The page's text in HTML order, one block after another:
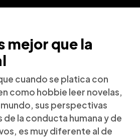
mejor que la
cuando se platica con
como hobbie leer novelas,
sus perspectivas
de la conducta humana y de
es muy diferente al de